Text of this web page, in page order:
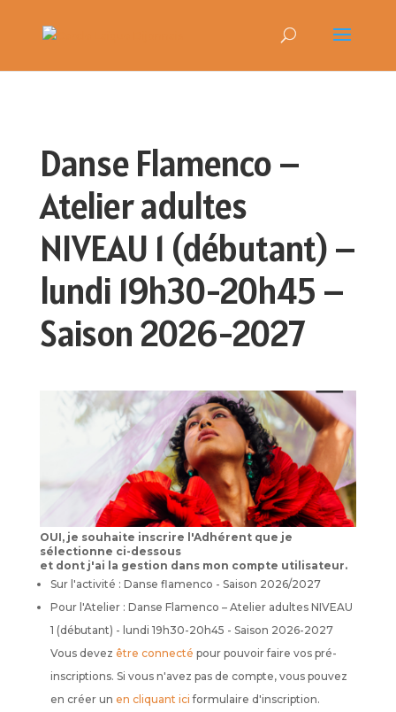
Danse Flamenco –
Atelier adultes
NIVEAU 1 (débutant) –
lundi 19h30-20h45 –
Saison 2026-2027
OUI, je souhaite inscrire l'Adhérent que je
sélectionne ci-dessous
et dont j'ai la gestion dans mon compte utilisateur.
Sur l'activité : Danse flamenco - Saison 2026/2027
Pour l'Atelier : Danse Flamenco – Atelier adultes NIVEAU
1 (débutant) - lundi 19h30-20h45 - Saison 2026-2027
Vous devez être connecté pour pouvoir faire vos pré-
inscriptions. Si vous n'avez pas de compte, vous pouvez
en créer un en cliquant ici formulaire d'inscription.